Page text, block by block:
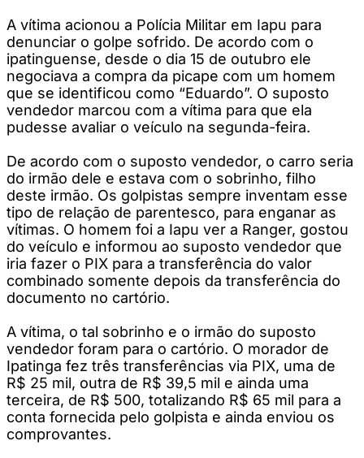
A vítima acionou a Polícia Militar em Iapu para
denunciar o golpe sofrido. De acordo com o
ipatinguense, desde o dia 15 de outubro ele
negociava a compra da picape com um homem
que se identificou como “Eduardo”. O suposto
vendedor marcou com a vítima para que ela
pudesse avaliar o veículo na segunda-feira.
De acordo com o suposto vendedor, o carro seria
do irmão dele e estava com o sobrinho, filho
deste irmão. Os golpistas sempre inventam esse
tipo de relação de parentesco, para enganar as
vítimas. O homem foi a Iapu ver a Ranger, gostou
do veículo e informou ao suposto vendedor que
iria fazer o PIX para a transferência do valor
combinado somente depois da transferência do
documento no cartório.
A vítima, o tal sobrinho e o irmão do suposto
vendedor foram para o cartório. O morador de
Ipatinga fez três transferências via PIX, uma de
R$ 25 mil, outra de R$ 39,5 mil e ainda uma
terceira, de R$ 500, totalizando R$ 65 mil para a
conta fornecida pelo golpista e ainda enviou os
comprovantes.